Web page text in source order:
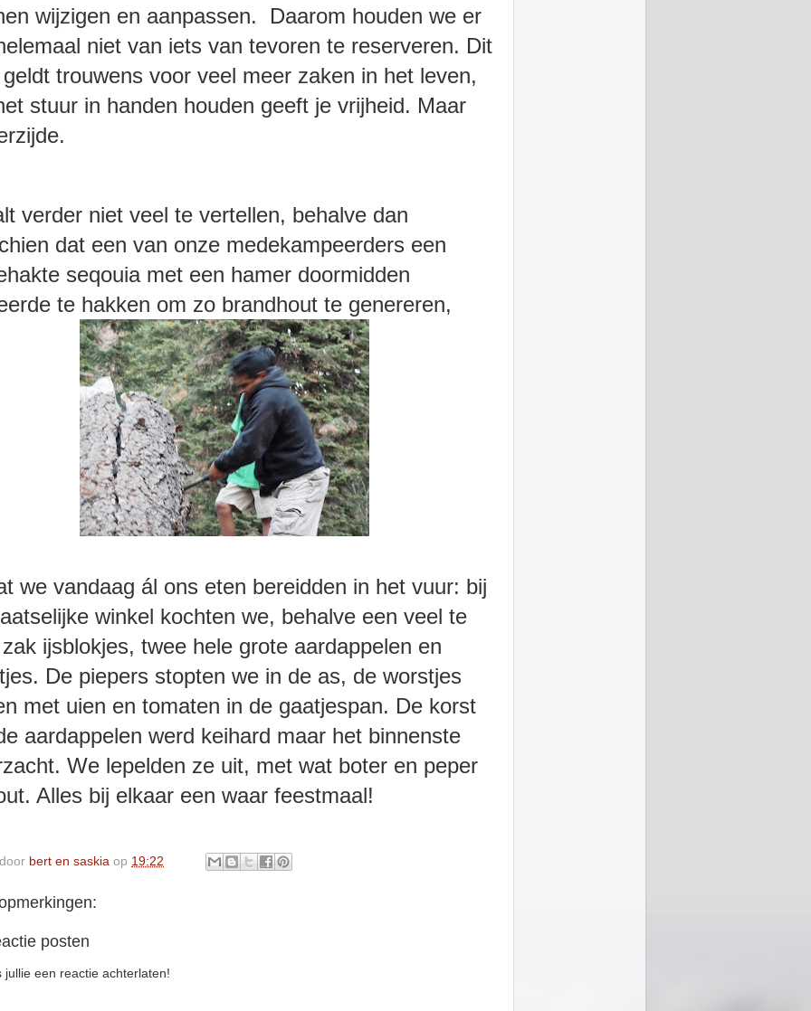
wijzigen en aanpassen. Daarom houden we er
niet van iets van tevoren te reserveren. Dit
trouwens voor veel meer zaken in het leven,
stuur in handen houden geeft je vrijheid. Maar
verder niet veel te vertellen, behalve dan
dat een van onze medekampeerders een
seqouia met een hamer doormidden
te hakken om zo brandhout te genereren,
we vandaag ál ons eten bereidden in het vuur: bij
winkel kochten we, behalve een veel te
ijsblokjes, twee hele grote aardappelen en
De piepers stopten we in de as, de worstjes
met uien en tomaten in de gaatjespan. De korst
aardappelen werd keihard maar het binnenste
We lepelden ze uit, met wat boter en peper
Alles bij elkaar een waar feestmaal!
bert en saskia op 19:22
posten
jullie een reactie achterlaten!